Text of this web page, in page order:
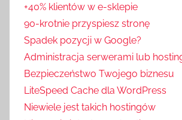
+40% klientów w e-sklepie
90-krotnie przyspiesz stronę
Spadek pozycji w Google?
Administracja serwerami lub
Bezpieczeństwo Twojego biznesu
LiteSpeed Cache dla WordPress
Niewiele jest takich hostingów